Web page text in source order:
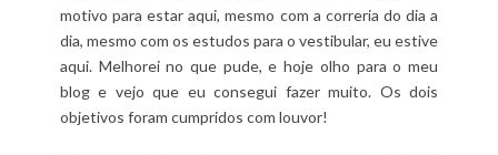
motivo para estar aqui, mesmo com a correria do dia a
dia, mesmo com os estudos para o vestibular, eu estive
aqui. Melhorei no que pude, e hoje olho para o meu
blog e vejo que eu consegui fazer muito. Os dois
objetivos foram cumpridos com louvor!